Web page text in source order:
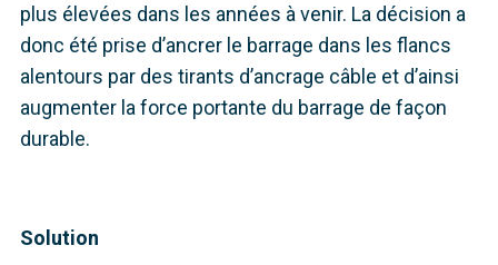
plus élevées dans les années à venir. La décision a
donc été prise d’ancrer le barrage dans les flancs
alentours par des tirants d’ancrage câble et d’ainsi
augmenter la force portante du barrage de façon
durable.
Solution